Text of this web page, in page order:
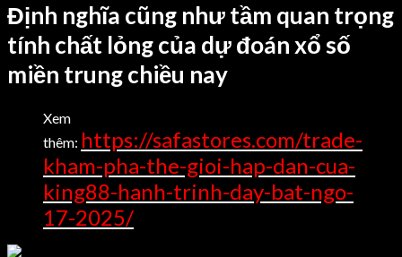
Định nghĩa cũng như tầm quan trọng
tính chất lỏng của dự đoán xổ số
miền trung chiều nay
Xem
thêm: https://safastores.com/trade-
kham-pha-the-gioi-hap-dan-cua-
king88-hanh-trinh-day-bat-ngo-
17-2025/